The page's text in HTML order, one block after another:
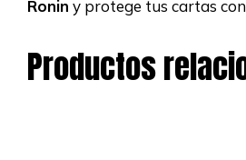
Ronin y protege tus cartas
Productos